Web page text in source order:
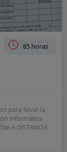
85 horas
para llevar la
informática
A DISTANCIA